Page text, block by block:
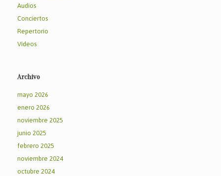
Audios
Conciertos
Repertorio
Vídeos
Archivo
mayo 2026
enero 2026
noviembre 2025
junio 2025
febrero 2025
noviembre 2024
octubre 2024